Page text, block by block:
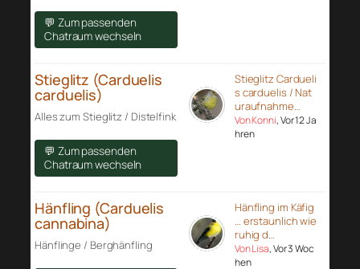
💬 Zum passenden
Chatraum wechseln
Stieglitz (Carduelis
carduelis)
Alles zum Stieglitz / Distelfink
💬 Zum passenden
Chatraum wechseln
Stieglitz Cardueli
s carduelis / Nat
uraufnahme…
Von Konni, Vor 12 Ja
hren
Hänfling (Carduelis
cannabina)
Hänflinge / Berghänfling
Hänfling im Käfig
… erstaunlich wie
ruhig d…
Von Lisa, Vor 3 Woc
hen